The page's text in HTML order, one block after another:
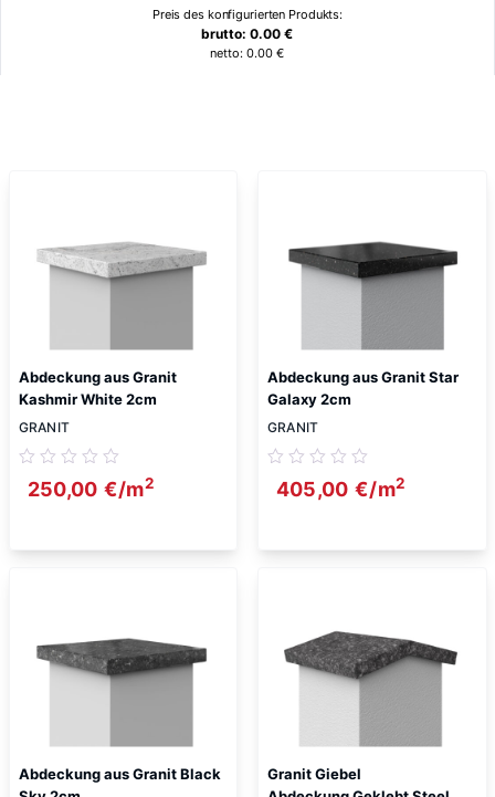
Preis des konfigurierten Produkts:
brutto:0.00 €
netto:0.00 €
Abdeckung aus Granit
Kashmir White 2cm
GRANIT
250,00 €/m2
Abdeckung aus Granit Star
Galaxy 2cm
GRANIT
405,00 €/m2
Abdeckung aus Granit Black
Granit Giebel